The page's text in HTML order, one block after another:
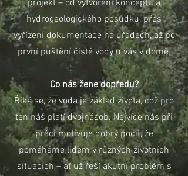
projekt – od vytvoření konceptu a
hydrogeologického posudku, přes
vyřízení dokumentace na úřadech, až po
první puštění čisté vody u vás v domě.
Co nás žene dopředu?
Říká se, že voda je základ života, což pro
ten náš platí dvojnásob. Nejvíce nás při
práci motivuje dobrý pocit, že
pomáháme lidem v různých životních
situacích – ať už řeší akutní problém s